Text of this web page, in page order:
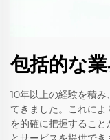
包括的な
10年以上の経験を積
てきました。これに
を的確に把握するこ